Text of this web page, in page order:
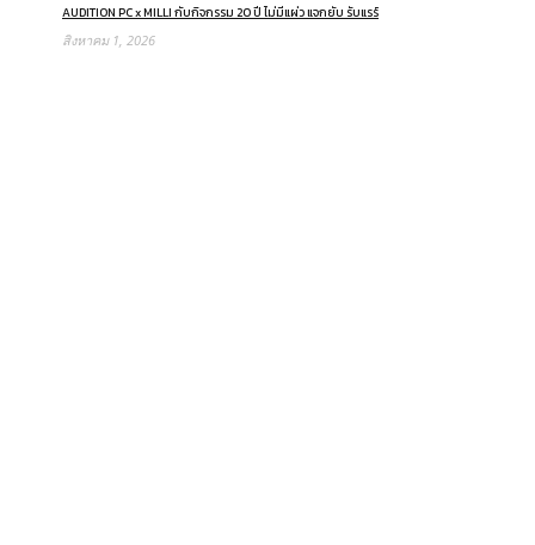
AUDITION PC x MILLI กับกิจกรรม 20 ปี ไม่มีแผ่ว แจกยับ รับแรร์
สิงหาคม 1, 2026